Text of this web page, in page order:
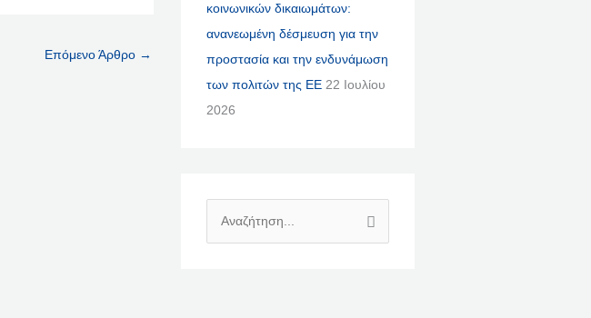
Επόμενο Άρθρο →
κοινωνικών δικαιωμάτων:
ανανεωμένη δέσμευση για την
προστασία και την ενδυνάμωση
των πολιτών της ΕΕ 22 Ιουλίου
2026